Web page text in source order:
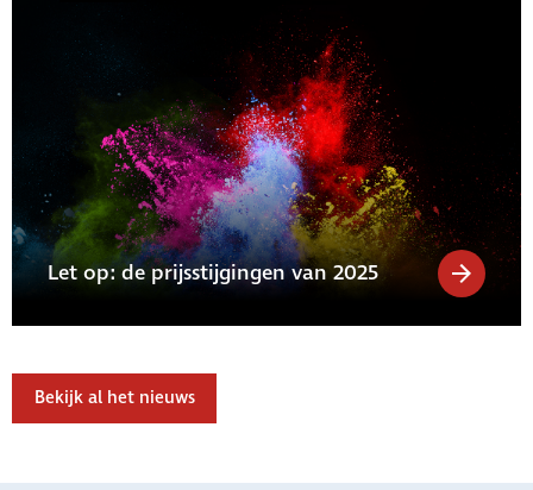
Let op: de prijsstijgingen van 2025
Bekijk al het nieuws